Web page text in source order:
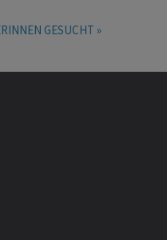
GESUCHT »